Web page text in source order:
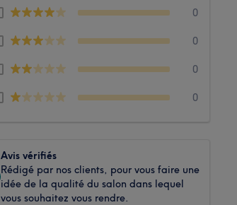
0
0
0
0
Avis vérifiés
Rédigé par nos clients, pour vous faire une
idée de la qualité du salon dans lequel
vous souhaitez vous rendre.